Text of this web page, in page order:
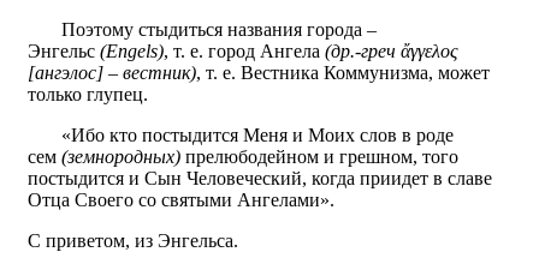
Поэтому стыдиться названия города –
Энгельс (Engels), т. е. город Ангела (др.-греч ἄγγελος
[ангэлос] – вестник), т. е. Вестника Коммунизма, может
только глупец.
«Ибо кто постыдится Меня и Моих слов в роде
сем (земнородных) прелюбодейном и грешном, того
постыдится и Сын Человеческий, когда приидет в славе
Отца Своего со святыми Ангелами».
С приветом, из Энгельса.